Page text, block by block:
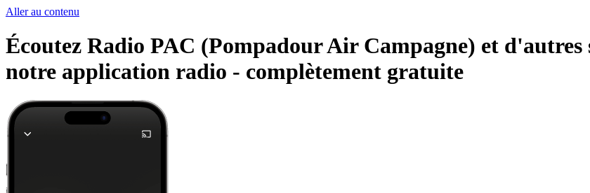
Aller au contenu
Écoutez Radio PAC (Pompadour Air Campagne) et d'autres
notre application radio - complètement gratuite